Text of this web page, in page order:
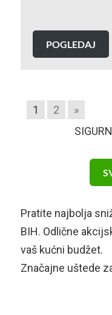
POGLEDAJ
1 2
»
Pratite najbolja
BIH. Odlične
vaš kućni budžet.
Značajne uštede